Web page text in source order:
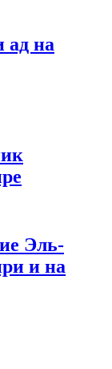
ад на
Эль-
и на